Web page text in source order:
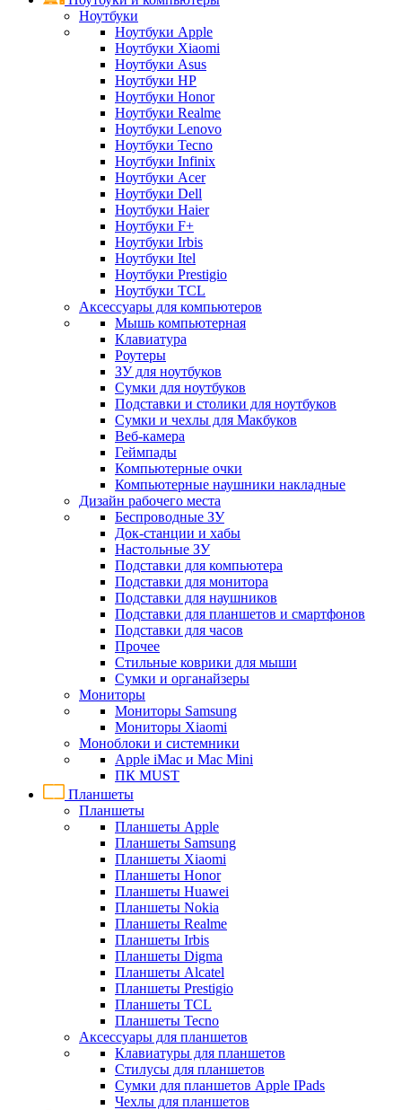
Ноутбуки
Ноутбуки Apple
Ноутбуки Xiaomi
Ноутбуки Asus
Ноутбуки HP
Ноутбуки Honor
Ноутбуки Realme
Ноутбуки Lenovo
Ноутбуки Tecno
Ноутбуки Infinix
Ноутбуки Acer
Ноутбуки Dell
Ноутбуки Haier
Ноутбуки F+
Ноутбуки Irbis
Ноутбуки Itel
Ноутбуки Prestigio
Ноутбуки TCL
Аксессуары для компьютеров
Мышь компьютерная
Клавиатура
Роутеры
ЗУ для ноутбуков
Сумки для ноутбуков
Подставки и столики для ноутбуков
Сумки и чехлы для Макбуков
Веб-камера
Геймпады
Компьютерные очки
Компьютерные наушники накладные
Дизайн рабочего места
Беспроводные ЗУ
Док-станции и хабы
Настольные ЗУ
Подставки для компьютера
Подставки для монитора
Подставки для наушников
Подставки для планшетов и смартфонов
Подставки для часов
Прочее
Стильные коврики для мыши
Сумки и органайзеры
Мониторы
Мониторы Samsung
Мониторы Xiaomi
Моноблоки и системники
Apple iMac и Mac Mini
ПК MUST
Планшеты
Планшеты
Планшеты Apple
Планшеты Samsung
Планшеты Xiaomi
Планшеты Honor
Планшеты Huawei
Планшеты Nokia
Планшеты Realme
Планшеты Irbis
Планшеты Digma
Планшеты Alcatel
Планшеты Prestigio
Планшеты TCL
Планшеты Tecno
Аксессуары для планшетов
Клавиатуры для планшетов
Стилусы для планшетов
Сумки для планшетов Apple IPads
Чехлы для планшетов